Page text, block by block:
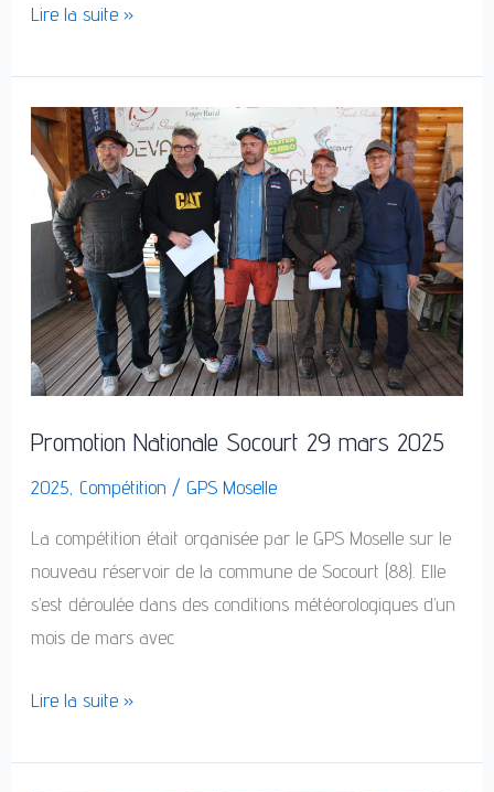
Lire la suite »
Promotion Nationale Socourt 29 mars 2025
2025 Compétition / GPS Moselle
La compétition était organisée par le GPS Moselle sur le
nouveau réservoir de la commune de Socourt (88). Elle
s’est déroulée dans des conditions météorologiques d’un
mois de mars avec
Promotion
Nationale
Socourt
29
mars
2025
Lire la suite »